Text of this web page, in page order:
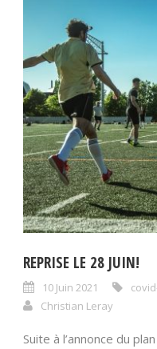
REPRISE LE 28 JUIN!
10 Juin 2021
Christian Leray
Suite à l’annonce du